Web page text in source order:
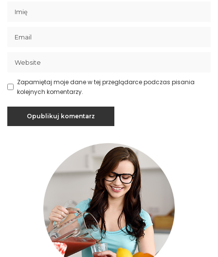
Zapamiętaj moje dane w tej przeglądarce podczas pisania
kolejnych komentarzy.